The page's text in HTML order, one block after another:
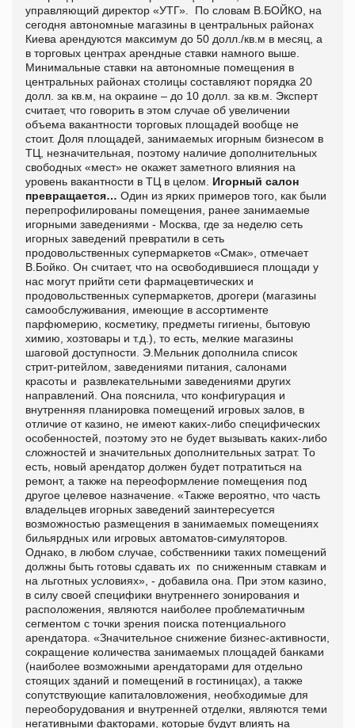
управляющий директор «УТГ». По словам В.БОЙКО, на
сегодня автономные магазины в центральных районах
Киева арендуются максимум до 50 долл./кв.м в месяц, а
в торговых центрах арендные ставки намного выше.
Минимальные ставки на автономные помещения в
центральных районах столицы составляют порядка 20
долл. за кв.м, на окраине – до 10 долл. за кв.м. Эксперт
считает, что говорить в этом случае об увеличении
объема вакантности торговых площадей вообще не
стоит. Доля площадей, занимаемых игорным бизнесом в
ТЦ, незначительная, поэтому наличие дополнительных
свободных «мест» не окажет заметного влияния на
уровень вакантности в ТЦ в целом. Игорный салон
превращается… Один из ярких примеров того, как были
перепрофилированы помещения, ранее занимаемые
игорными заведениями - Москва, где за неделю сеть
игорных заведений превратили в сеть
продовольственных супермаркетов «Смак», отмечает
В.Бойко. Он считает, что на освободившиеся площади у
нас могут прийти сети фармацевтических и
продовольственных супермаркетов, дрогери (магазины
самообслуживания, имеющие в ассортименте
парфюмерию, косметику, предметы гигиены, бытовую
химию, хозтовары и т.д.), то есть, мелкие магазины
шаговой доступности. Э.Мельник дополнила список
стрит-ритейлом, заведениями питания, салонами
красоты и развлекательными заведениями других
направлений. Она пояснила, что конфигурация и
внутренняя планировка помещений игровых залов, в
отличие от казино, не имеют каких-либо специфических
особенностей, поэтому это не будет вызывать каких-либо
сложностей и значительных дополнительных затрат. То
есть, новый арендатор должен будет потратиться на
ремонт, а также на переоформление помещения под
другое целевое назначение. «Также вероятно, что часть
владельцев игорных заведений заинтересуется
возможностью размещения в занимаемых помещениях
бильярдных или игровых автоматов-симуляторов.
Однако, в любом случае, собственники таких помещений
должны быть готовы сдавать их по сниженным ставкам и
на льготных условиях», - добавила она. При этом казино,
в силу своей специфики внутреннего зонирования и
расположения, являются наиболее проблематичным
сегментом с точки зрения поиска потенциального
арендатора. «Значительное снижение бизнес-активности,
сокращение количества занимаемых площадей банками
(наиболее возможными арендаторами для отдельно
стоящих зданий и помещений в гостиницах), а также
сопутствующие капиталовложения, необходимые для
переоборудования и внутренней отделки, являются теми
негативными факторами, которые будут влиять на